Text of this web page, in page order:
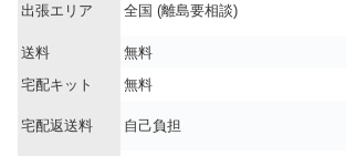
出張エリア 全国 (離島要相談)
送料
無料
宅配キット
無料
宅配返送料 自己負担